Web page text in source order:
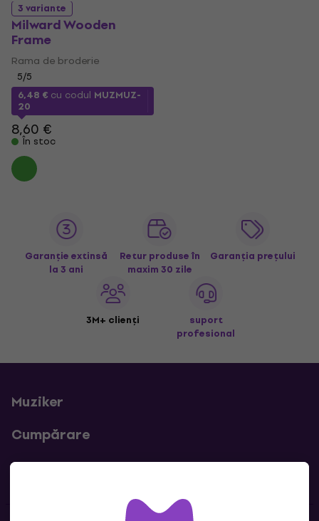
3 variante
Milward Wooden
Frame
Rama de broderie
5/5
6,48 € cu codul MUZMUZ-
20
8,60 €
În stoc
Garanție extinsă
la 3 ani
Retur produse în
maxim 30 zile
Garanția prețului
3M+ clienți
suport
profesional
Muziker
Cumpărare
Linkuri utile